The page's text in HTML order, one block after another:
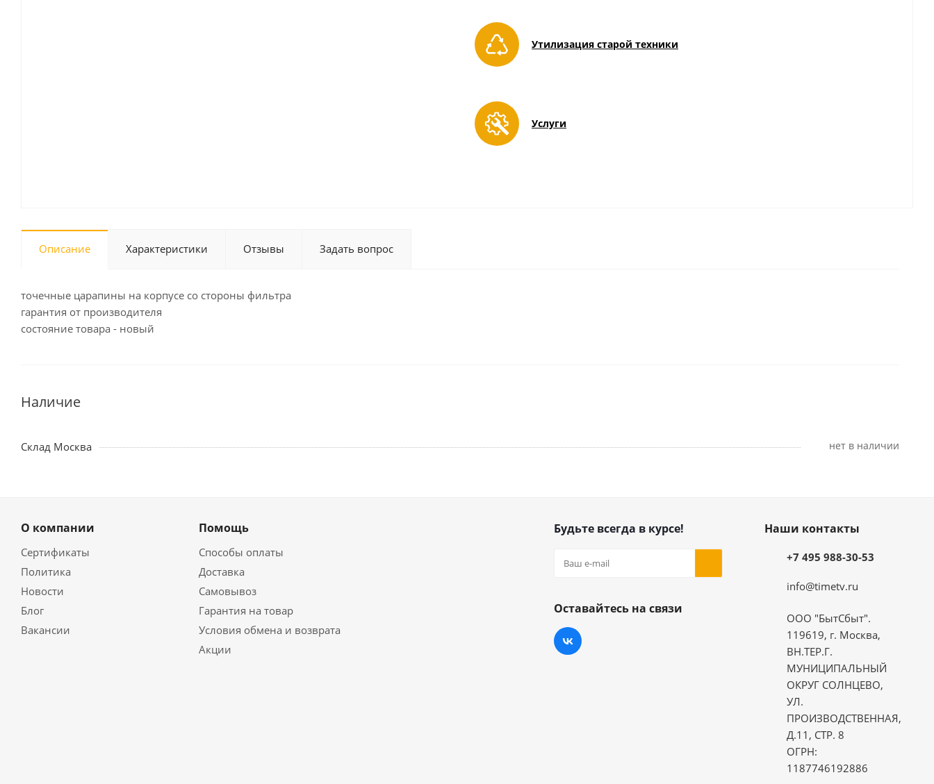
Утилизация старой техники
Услуги
Описание Характеристики Отзывы Задать вопрос
точечные царапины на корпусе со стороны фильтра
гарантия от производителя
состояние товара - новый
Наличие
Склад Москва Нет в наличии
О компании
Сертификаты
Политика
Новости
Блог
Вакансии
Помощь
Способы оплаты
Доставка
Самовывоз
Гарантия на товар
Условия обмена и возврата
Акции
Будьте всегда в курсе!
Оставайтесь на связи
Наши контакты
+7 495 988-30-53
info@timetv.ru
ООО "БытСбыт".
119619, г. Москва,
ВН.ТЕР.Г.
МУНИЦИПАЛЬНЫЙ
ОКРУГ СОЛНЦЕВО,
УЛ.
ПРОИЗВОДСТВЕННАЯ,
Д.11, СТР. 8
ОГРН:
1187746192886